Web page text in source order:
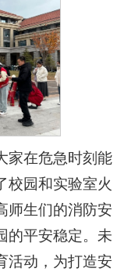
家在危急时刻能
校园和实验室火
师生们的消防安
的平安稳定。未
活动，为打造安